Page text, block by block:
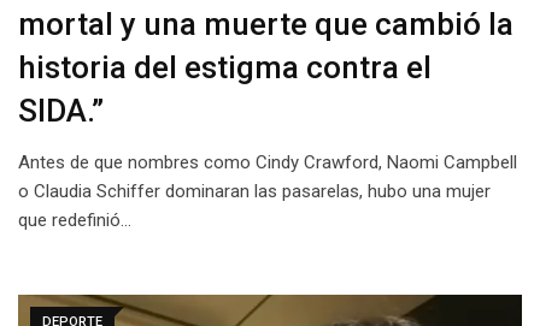
mortal y una muerte que cambió la
historia del estigma contra el
SIDA.”
Antes de que nombres como Cindy Crawford, Naomi Campbell
o Claudia Schiffer dominaran las pasarelas, hubo una mujer
que redefinió…
DEPORTE